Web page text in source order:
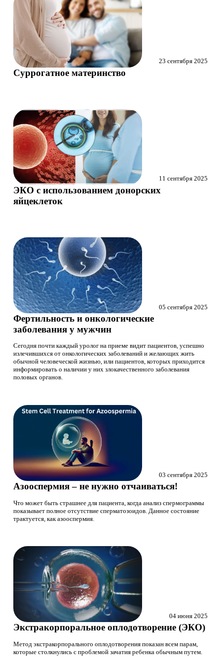
Маммолог
Полезные статьи и видео
Суррогатное материнство
23 сентября 2025
ЭКО с использованием донорских
яйцеклеток
11 сентября 2025
Фертильность и онкологические
заболевания у мужчин
Сегодня почти каждый уролог на приеме видит пациентов, успешно
излечившихся от онкологических заболеваний и желающих жить
обычной человеческой жизнью, или пациентов, которых приходится
информировать о наличии у них злокачественного заболевания
половых органов.
05 сентября 2025
Азооспермия – не нужно отчаиваться!
Что может быть страшнее для пациента, когда анализ спермограммы
показывает полное отсутствие сперматозоидов. Данное состояние
трактуется, как азооспермия.
03 сентября 2025
Экстракорпоральное оплодотворение (ЭКО)
Метод экстракорпорального оплодотворения показан всем парам,
которые столкнулись с проблемой зачатия ребенка обычным путем.
04 июня 2025